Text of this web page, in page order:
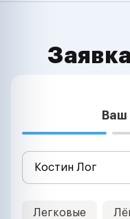
Ваш
Легковые